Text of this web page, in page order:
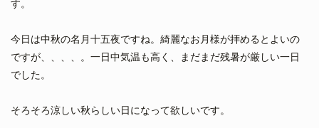
す。
今日は中秋の名月十五夜ですね。綺麗なお月様が拝めるとよいの
ですが、、、、。一日中気温も高く、まだまだ残暑が厳しい一日
でした。
そろそろ涼しい秋らしい日になって欲しいです。